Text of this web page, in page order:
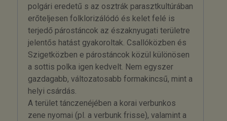
polgári eredetű s az osztrák parasztkultúrában
erőteljesen folklorizálódó és kelet felé is
terjedő párostáncok az északnyugati területre
jelentős hatást gyakoroltak. Csallóközben és
Szigetközben e párostáncok közül különösen
a sottis polka igen kedvelt. Nem egyszer
gazdagabb, változatosabb formakincsű, mint a
helyi csárdás.
A terület tánczenéjében a korai verbunkos
zene nyomai (pl. a verbunk frisse), valamint a